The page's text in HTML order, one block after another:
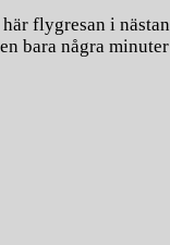
här flygresan i
bara några